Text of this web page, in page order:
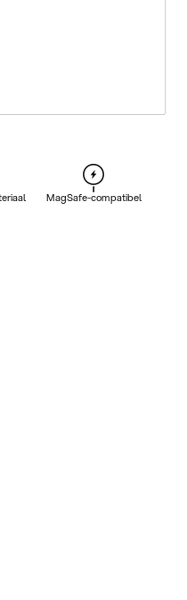
MagSafe-compatibel